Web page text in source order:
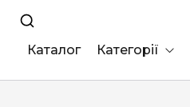
Каталог Категорії